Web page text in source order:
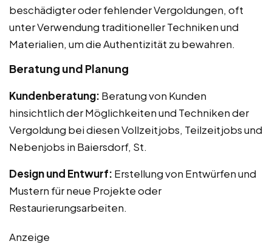
beschädigter oder fehlender Vergoldungen, oft
unter Verwendung traditioneller Techniken und
Materialien, um die Authentizität zu bewahren.
Beratung und Planung
Kundenberatung: Beratung von Kunden
hinsichtlich der Möglichkeiten und Techniken der
Vergoldung bei diesen Vollzeitjobs, Teilzeitjobs und
Nebenjobs in Baiersdorf, St.
Design und Entwurf: Erstellung von Entwürfen und
Mustern für neue Projekte oder
Restaurierungsarbeiten.
Anzeige